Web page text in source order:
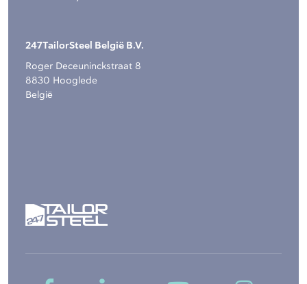
247TailorSteel België B.V.
Roger Deceuninckstraat 8
8830 Hooglede
België